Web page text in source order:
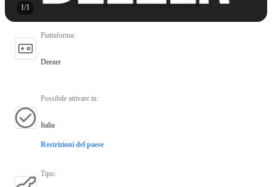
1/1
Piattaforma:
Deezer
Possibile attivare in:
Italia
Restrizioni del paese
Tipo: